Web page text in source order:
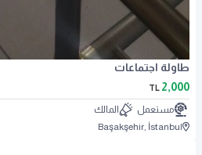
طاولة اجتماعات
2,000
TL
مستعمل
المالك
Başakşehir, İstanbul